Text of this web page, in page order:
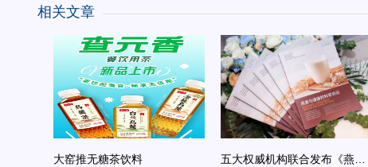
相关文章
大窑推无糖茶饮料
五大权威机构联合发布《燕麦